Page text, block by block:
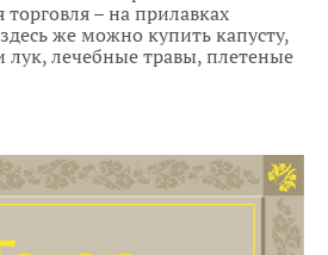
торговля – на прилавках
же можно купить капусту,
лук, лечебные травы, плетеные